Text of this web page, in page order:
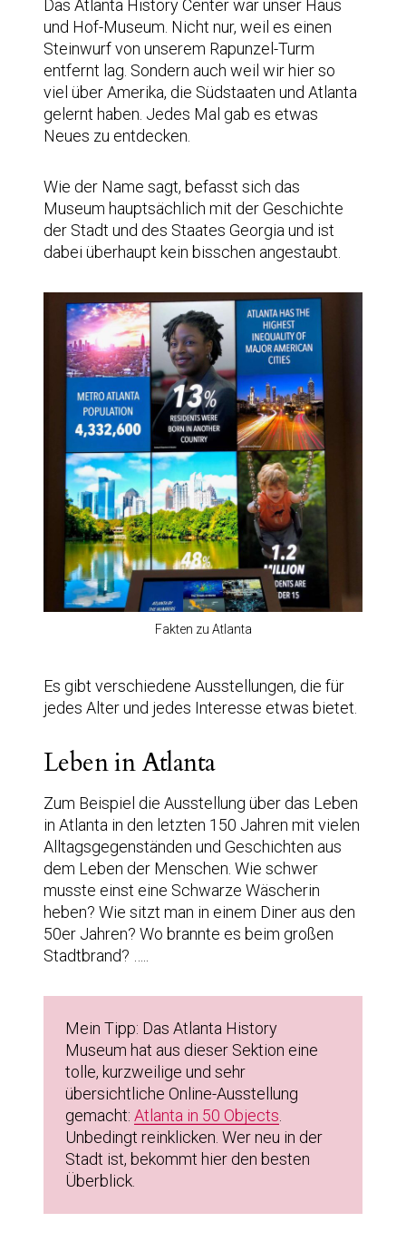
Das Atlanta History Center war unser Haus
und Hof-Museum. Nicht nur, weil es einen
Steinwurf von unserem Rapunzel-Turm
entfernt lag. Sondern auch weil wir hier so
viel über Amerika, die Südstaaten und Atlanta
gelernt haben. Jedes Mal gab es etwas
Neues zu entdecken.
Wie der Name sagt, befasst sich das
Museum hauptsächlich mit der Geschichte
der Stadt und des Staates Georgia und ist
dabei überhaupt kein bisschen angestaubt.
Fakten zu Atlanta
Es gibt verschiedene Ausstellungen, die für
jedes Alter und jedes Interesse etwas bietet.
Leben in Atlanta
Zum Beispiel die Ausstellung über das Leben
in Atlanta in den letzten 150 Jahren mit vielen
Alltagsgegenständen und Geschichten aus
dem Leben der Menschen. Wie schwer
musste einst eine Schwarze Wäscherin
heben? Wie sitzt man in einem Diner aus den
50er Jahren? Wo brannte es beim großen
Stadtbrand? …..
Mein Tipp: Das Atlanta History
Museum hat aus dieser Sektion eine
tolle, kurzweilige und sehr
übersichtliche Online-Ausstellung
gemacht: Atlanta in 50 Objects
Unbedingt reinklicken. Wer neu in der
Stadt ist, bekommt hier den besten
Überblick.